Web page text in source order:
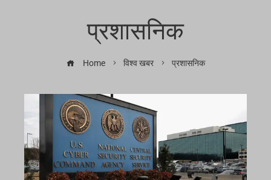
प्रशासनिक
Home विश्व खबर प्रशासनिक